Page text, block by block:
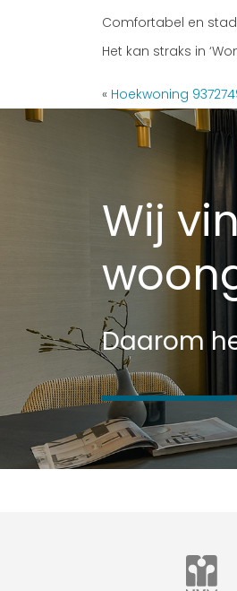
Comfortabel en
Het kan straks in
« Hoekwoning
Wij
Daarom